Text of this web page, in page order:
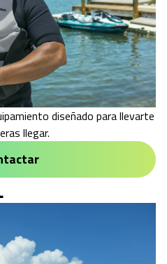
diseñado para llevarte
llegar.